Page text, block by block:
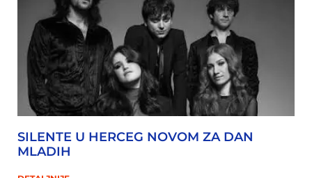
SILENTE U HERCEG NOVOM ZA DAN
MLADIH